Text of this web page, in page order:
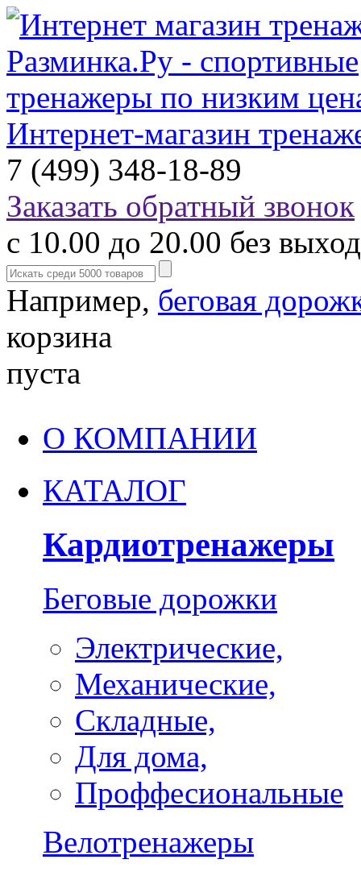
Интернет-магазин
7 (499) 348-18-89
Заказать обратный звонок
с 10.00 до 20.00 без
Например, беговая
корзина
пуста
О КОМПАНИИ
КАТАЛОГ
Кардиотренажеры
Беговые дорожки
Электрические,
Механические,
Складные,
Для дома,
Проффесиональные
Велотренажеры